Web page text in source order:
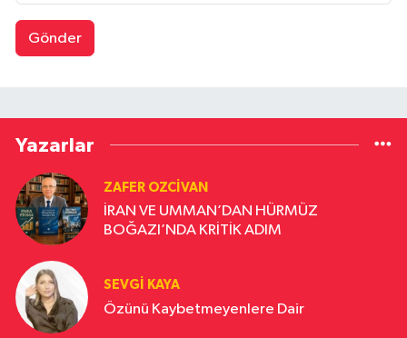
Gönder
Yazarlar
ZAFER OZCIVAN
İRAN VE UMMAN’DAN HÜRMÜZ
BOĞAZI’NDA KRİTİK ADIM
SEVGI KAYA
Özünü Kaybetmeyenlere Dair